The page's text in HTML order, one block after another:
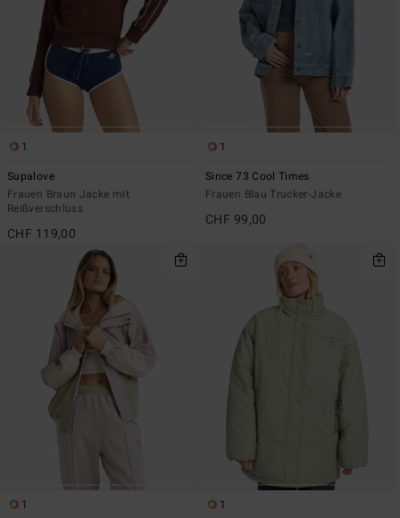
1
Supalove
Frauen Braun Jacke mit
Reißverschluss
CHF 119,00
1
Since 73 Cool Times
Frauen Blau Trucker-Jacke
CHF 99,00
1 1